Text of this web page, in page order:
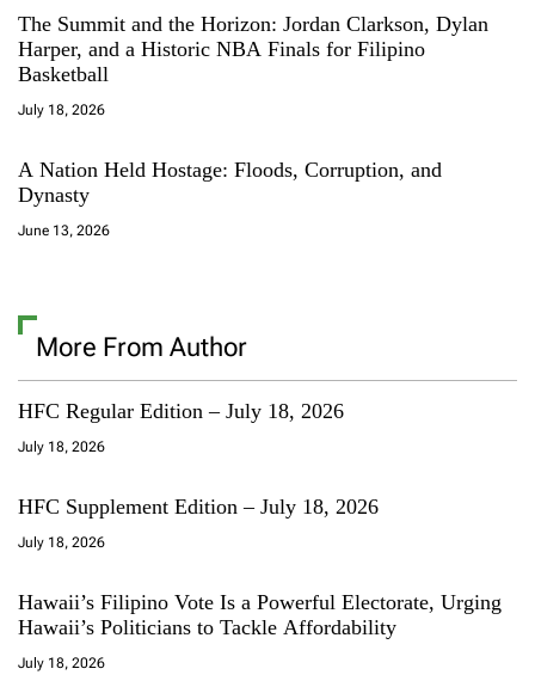
d
The Summit and the Horizon: Jordan Clarkson, Dylan
Harper, and a Historic NBA Finals for Filipino
Basketball
July 18, 2026
A Nation Held Hostage: Floods, Corruption, and
Dynasty
June 13, 2026
More From Author
HFC Regular Edition – July 18, 2026
July 18, 2026
HFC Supplement Edition – July 18, 2026
July 18, 2026
Hawaii’s Filipino Vote Is a Powerful Electorate, Urging
Hawaii’s Politicians to Tackle Affordability
July 18, 2026